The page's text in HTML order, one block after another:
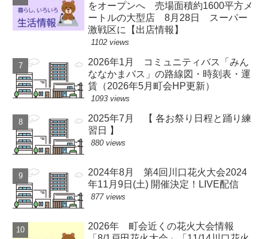
をオープンへ 売場面積約1600平方メ
ートルの大型店 8月28日 スーパー
激戦区に【出店情報】
1102 views
2026年1月 コミュニティバス「みん
ななかまバス」の路線図・時刻表・運
賃（2026年5月町会HP更新）
1093 views
2025年7月 【 各お祭り日程と踊り練
習日 】
880 views
2024年8月 第4回川口花火大会2024
年11月9日(土) 開催決定！LIVE配信
877 views
2026年 町会近くの花火大会情報